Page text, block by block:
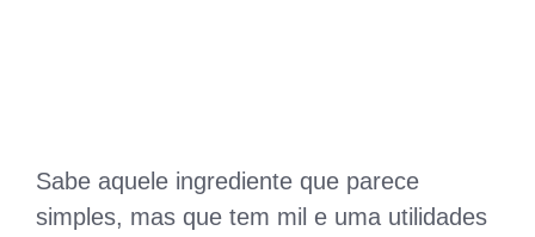
Sabe aquele ingrediente que parece
simples, mas que tem mil e uma utilidades